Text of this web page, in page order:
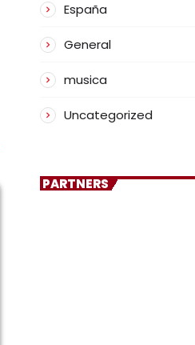
España
General
musica
Uncategorized
PARTNERS